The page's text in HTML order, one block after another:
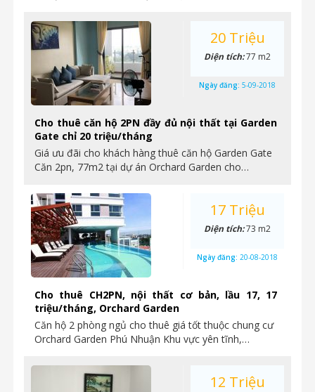
Cho thuê căn hộ 2PN đầy đủ nội thất tại Garden
Gate chỉ 20 triệu/tháng
Giá ưu đãi cho khách hàng thuê căn hộ Garden Gate
Căn 2pn, 77m2 tại dự án Orchard Garden cho…
20 Triệu
Diện tích:77 m2
Ngày đăng: 5-09-2018
Cho thuê CH2PN, nội thất cơ bản, lầu 17, 17
triệu/tháng, Orchard Garden
Căn hộ 2 phòng ngủ cho thuê giá tốt thuộc chung cư
Orchard Garden Phú Nhuận Khu vực yên tĩnh,…
17 Triệu
Diện tích:73 m2
Ngày đăng: 20-08-2018
12 Triệu